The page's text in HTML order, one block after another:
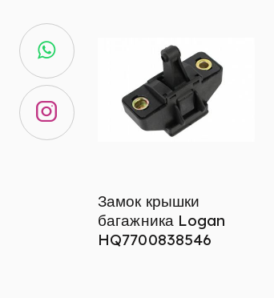
Замок крышки
багажника Logan
HQ7700838546